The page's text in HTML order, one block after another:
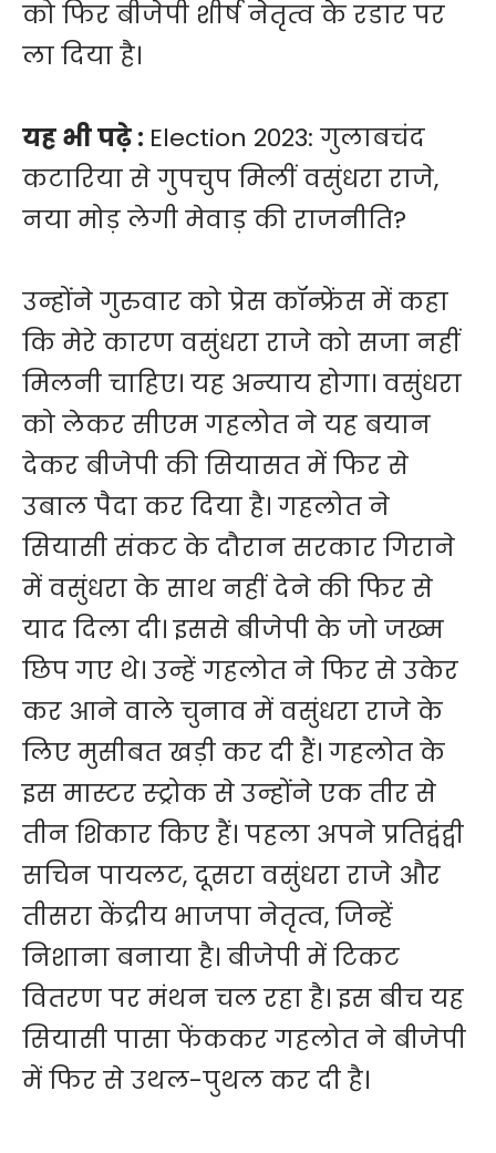
को फिर बीजेपी शीर्ष नेतृत्व के रडार पर
ला दिया है।
यह भी पढ़े : Election 2023: गुलाबचंद
कटारिया से गुपचुप मिलीं वसुंधरा राजे,
नया मोड़ लेगी मेवाड़ की राजनीति?
उन्होंने गुरुवार को प्रेस कॉन्फ्रेंस में कहा
कि मेरे कारण वसुंधरा राजे को सजा नहीं
मिलनी चाहिए। यह अन्याय होगा। वसुंधरा
को लेकर सीएम गहलोत ने यह बयान
देकर बीजेपी की सियासत में फिर से
उबाल पैदा कर दिया है। गहलोत ने
सियासी संकट के दौरान सरकार गिराने
में वसुंधरा के साथ नहीं देने की फिर से
याद दिला दी। इससे बीजेपी के जो जख्म
छिप गए थे। उन्हें गहलोत ने फिर से उकेर
कर आने वाले चुनाव में वसुंधरा राजे के
लिए मुसीबत खड़ी कर दी हैं। गहलोत के
इस मास्टर स्ट्रोक से उन्होंने एक तीर से
तीन शिकार किए हैं। पहला अपने प्रतिद्वंद्वी
सचिन पायलट, दूसरा वसुंधरा राजे और
तीसरा केंद्रीय भाजपा नेतृत्व, जिन्हें
निशाना बनाया है। बीजेपी में टिकट
वितरण पर मंथन चल रहा है। इस बीच यह
सियासी पासा फेंककर गहलोत ने बीजेपी
में फिर से उथल-पुथल कर दी है।